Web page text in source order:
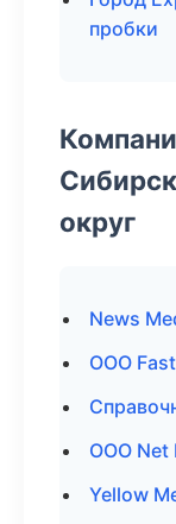
пробки
округ
News
ООО
ООО Net
Yellow